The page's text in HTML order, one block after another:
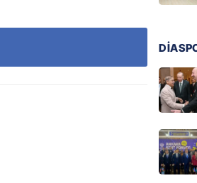
GÜNDƏM